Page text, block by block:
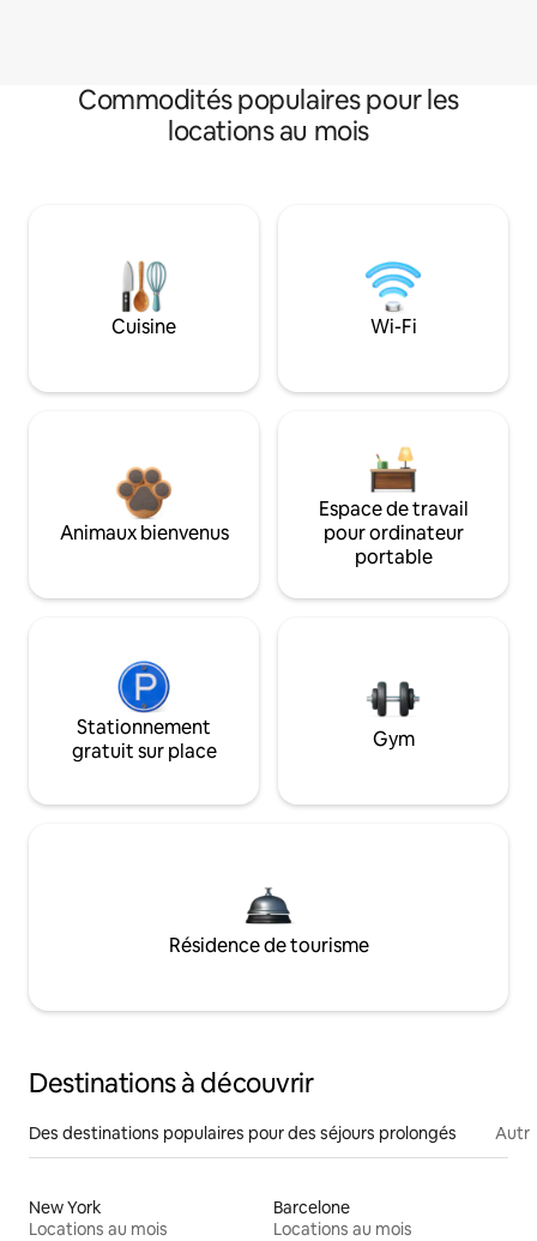
Commodités populaires pour les
locations au mois
Cuisine Wi-Fi
Animaux bienvenus
Espace de travail
pour ordinateur
portable
Stationnement
gratuit sur place
Gym
Résidence de tourisme
Destinations à découvrir
Des destinations populaires pour des séjours prolongés
New York
Locations au mois
Barcelone
Locations au mois